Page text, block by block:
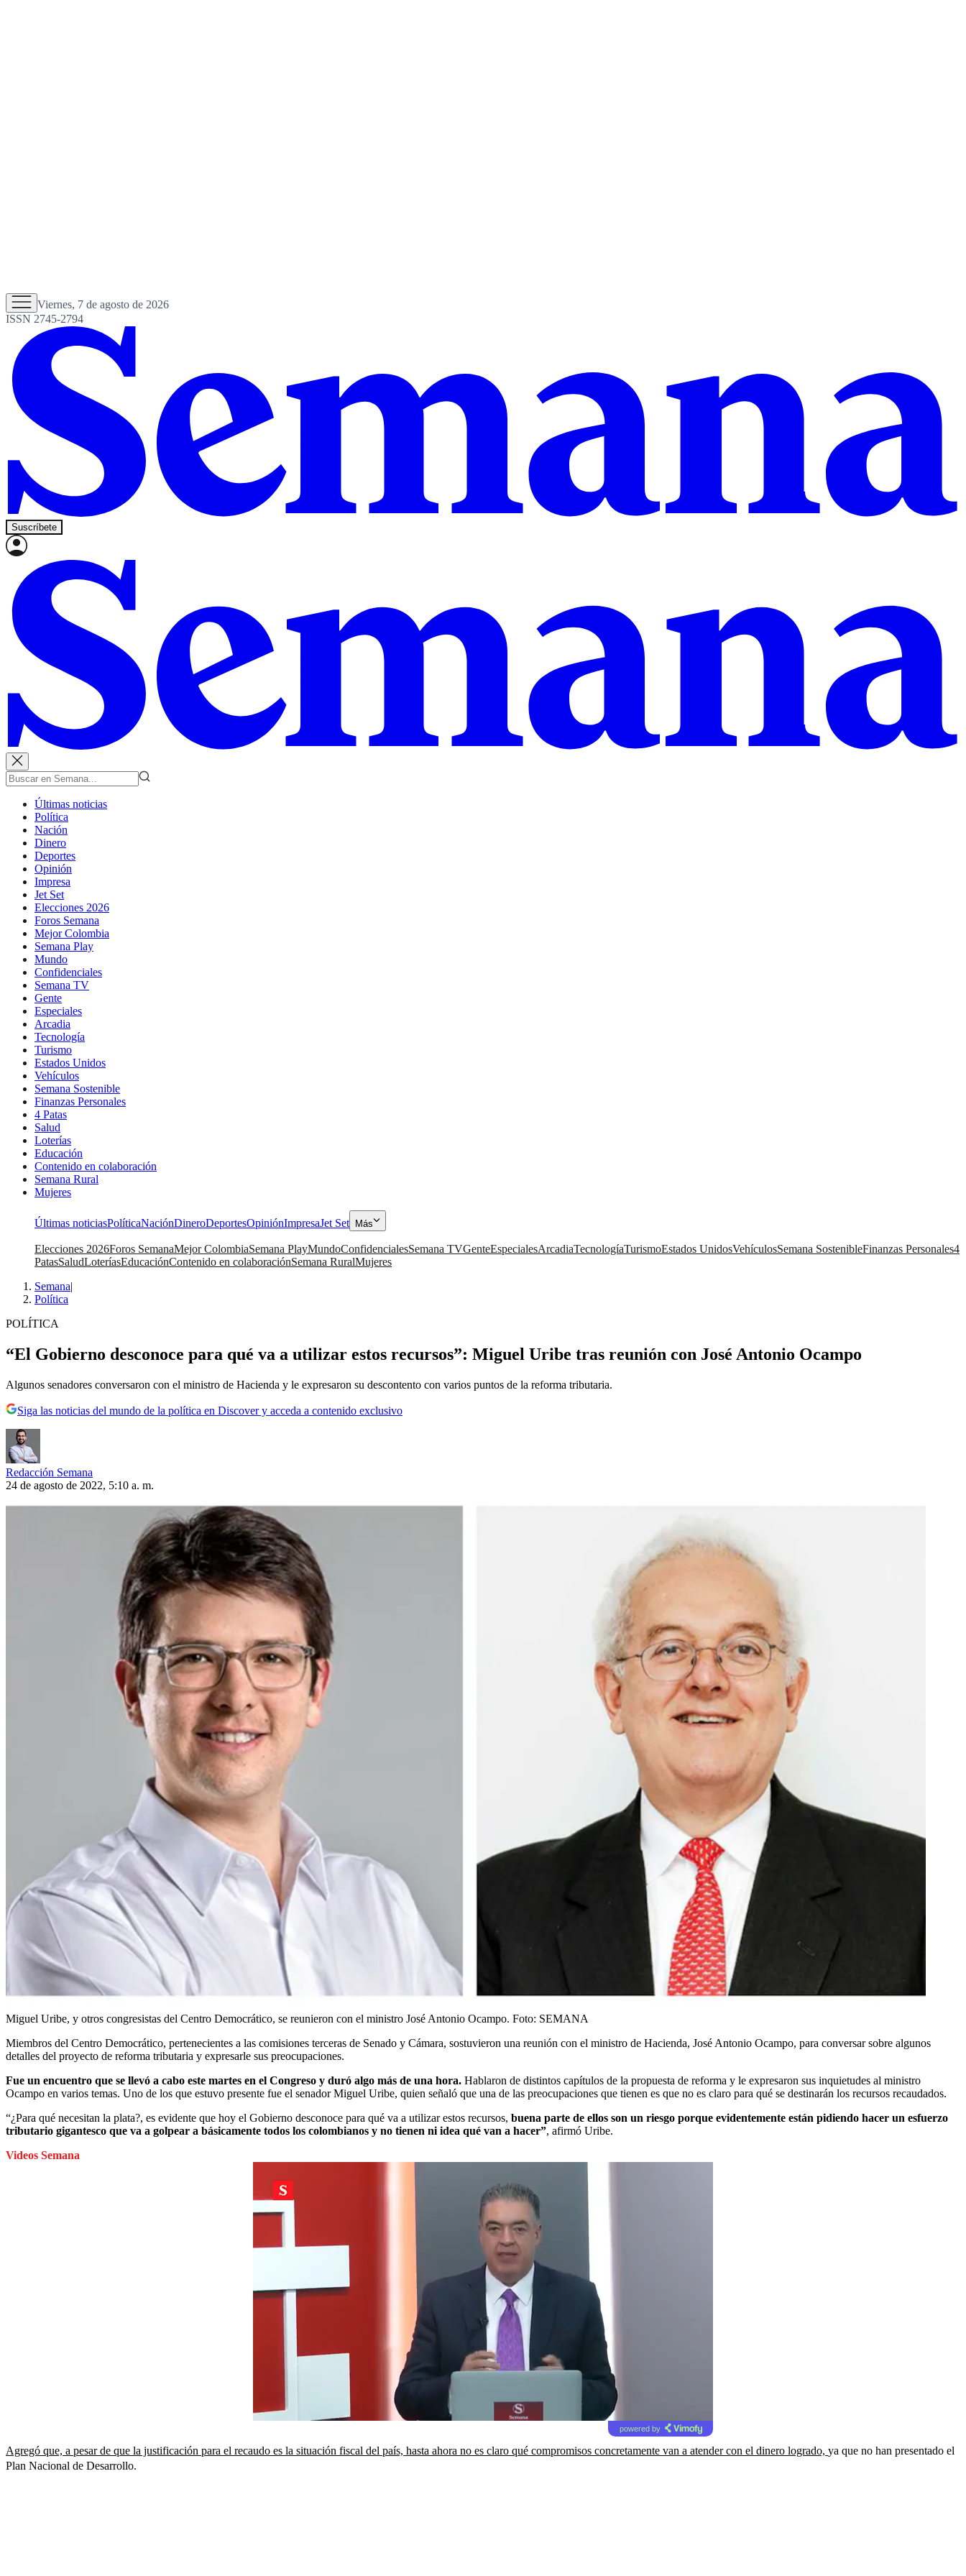
Viernes, 7 de agosto de 2026
ISSN 2745-2794
Suscríbete
Últimas noticias
Política
Nación
Dinero
Deportes
Opinión
Impresa
Jet Set
Elecciones 2026
Foros Semana
Mejor Colombia
Semana Play
Mundo
Confidenciales
Semana TV
Gente
Especiales
Arcadia
Tecnología
Turismo
Estados Unidos
Vehículos
Semana Sostenible
Finanzas Personales
4 Patas
Salud
Loterías
Educación
Contenido en colaboración
Semana Rural
Mujeres
Últimas noticiasPolíticaNaciónDineroDeportesOpiniónImpresaJet Set Más
Elecciones 2026Foros SemanaMejor ColombiaSemana PlayMundoConfidencialesSemana TVGenteEspecialesArcadiaTecnologíaTurismoEstados UnidosVehículosSemana SostenibleFinanzas Personales4
PatasSaludLoteríasEducaciónContenido en colaboraciónSemana RuralMujeres
Semana|
Política
POLÍTICA
“El Gobierno desconoce para qué va a utilizar estos recursos”: Miguel Uribe tras reunión con José Antonio Ocampo
Algunos senadores conversaron con el ministro de Hacienda y le expresaron su descontento con varios puntos de la reforma tributaria.
Siga las noticias del mundo de la política en Discover y acceda a contenido exclusivo
Redacción Semana
24 de agosto de 2022, 5:10 a. m.
Miguel Uribe, y otros congresistas del Centro Democrático, se reunieron con el ministro José Antonio Ocampo. Foto: SEMANA
Miembros del Centro Democrático, pertenecientes a las comisiones terceras de Senado y Cámara, sostuvieron una reunión con el ministro de Hacienda, José Antonio Ocampo, para conversar sobre algunos
detalles del proyecto de reforma tributaria y expresarle sus preocupaciones.
Fue un encuentro que se llevó a cabo este martes en el Congreso y duró algo más de una hora. Hablaron de distintos capítulos de la propuesta de reforma y le expresaron sus inquietudes al ministro
Ocampo en varios temas. Uno de los que estuvo presente fue el senador Miguel Uribe, quien señaló que una de las preocupaciones que tienen es que no es claro para qué se destinarán los recursos recaudados.
“¿Para qué necesitan la plata?, es evidente que hoy el Gobierno desconoce para qué va a utilizar estos recursos, buena parte de ellos son un riesgo porque evidentemente están pidiendo hacer un esfuerzo
tributario gigantesco que va a golpear a básicamente todos los colombianos y no tienen ni idea qué van a hacer”, afirmó Uribe.
Videos Semana
powered by
Agregó que, a pesar de que la justificación para el recaudo es la situación fiscal del país, hasta ahora no es claro qué compromisos concretamente van a atender con el dinero logrado, ya que no han presentado el
Plan Nacional de Desarrollo.